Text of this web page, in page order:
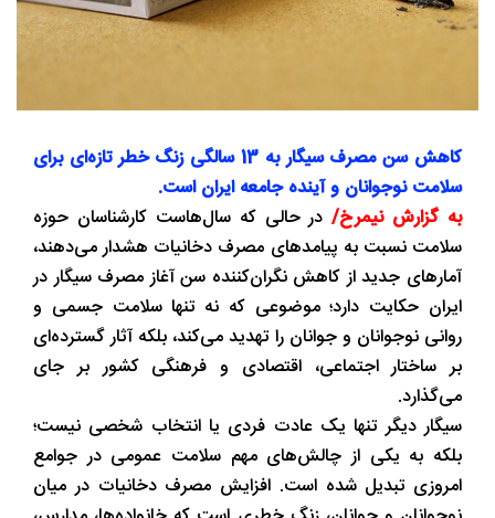
کاهش سن مصرف سیگار به 13 سالگی زنگ خطر تازه‌ای برای
سلامت نوجوانان و آینده جامعه ایران است.
به گزارش نیمرخ/ در حالی که سال‌هاست کارشناسان حوزه
سلامت نسبت به پیامدهای مصرف دخانیات هشدار می‌دهند،
آمارهای جدید از کاهش نگران‌کننده سن آغاز مصرف سیگار در
ایران حکایت دارد؛ موضوعی که نه تنها سلامت جسمی و
روانی نوجوانان و جوانان را تهدید می‌کند، بلکه آثار گسترده‌ای
بر ساختار اجتماعی، اقتصادی و فرهنگی کشور بر جای
می‌گذارد.
سیگار دیگر تنها یک عادت فردی یا انتخاب شخصی نیست؛
بلکه به یکی از چالش‌های مهم سلامت عمومی در جوامع
امروزی تبدیل شده است. افزایش مصرف دخانیات در میان